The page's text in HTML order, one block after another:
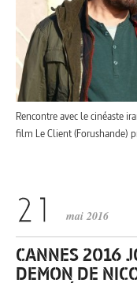
Rencontre avec le cinéaste
film Le Client (Forushande)
mai 2016
CANNES 2016
DEMON DE